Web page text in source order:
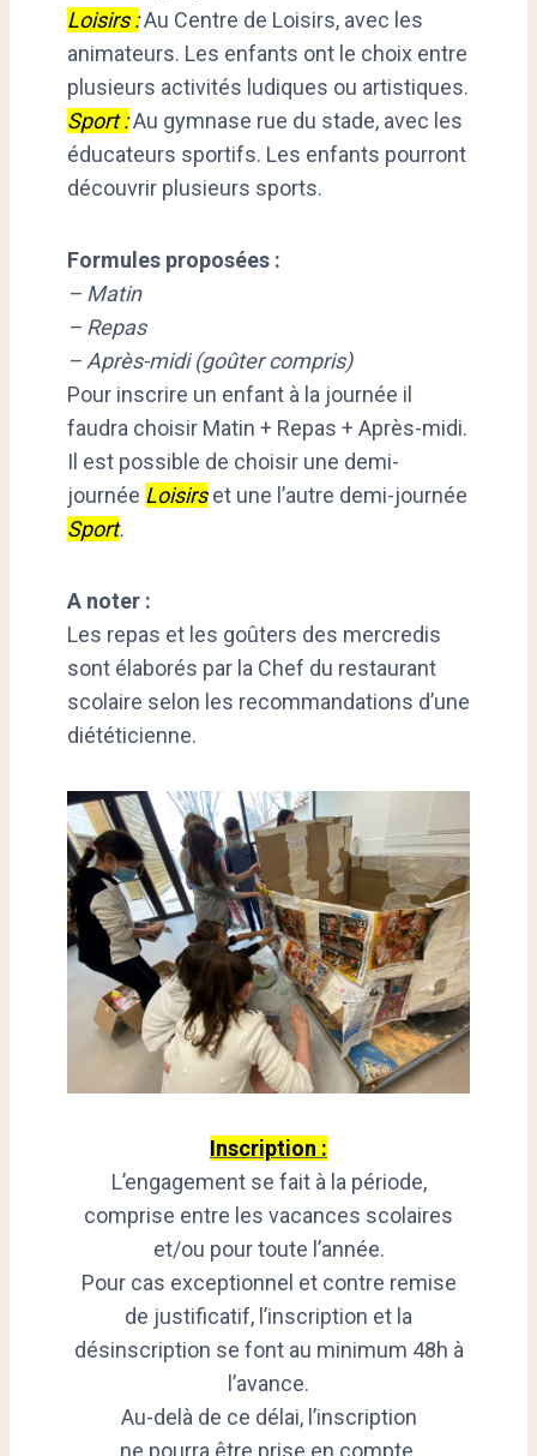
Loisirs :Au Centre de Loisirs, avec les
animateurs. Les enfants ont le choix entre
plusieurs activités ludiques ou artistiques.
Sport :Au gymnase rue du stade, avec les
éducateurs sportifs. Les enfants pourront
découvrir plusieurs sports.
Formules proposées :
– Matin
– Repas
– Après-midi (goûter compris)
Pour inscrire un enfant à la journée il
faudra choisir Matin + Repas + Après-midi.
Il est possible de choisir une demi-
journée Loisirset une l’autre demi-journée
Sport.
A noter :
Les repas et les goûters des mercredis
sont élaborés par la Chef du restaurant
scolaire selon les recommandations d’une
diététicienne.
Inscription :
L’engagement se fait à la période,
comprise entre les vacances scolaires
et/ou pour toute l’année.
Pour cas exceptionnel et contre remise
de justificatif, l’inscription et la
désinscription se font au minimum 48h à
l’avance.
Au-delà de ce délai, l’inscription
ne pourra être prise en compte.